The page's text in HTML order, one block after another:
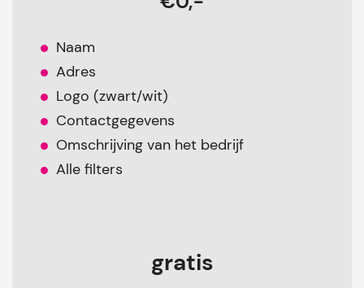
Naam
Adres
Logo (zwart/wit)
Contactgegevens
Omschrijving van het bedrijf
Alle filters
gratis